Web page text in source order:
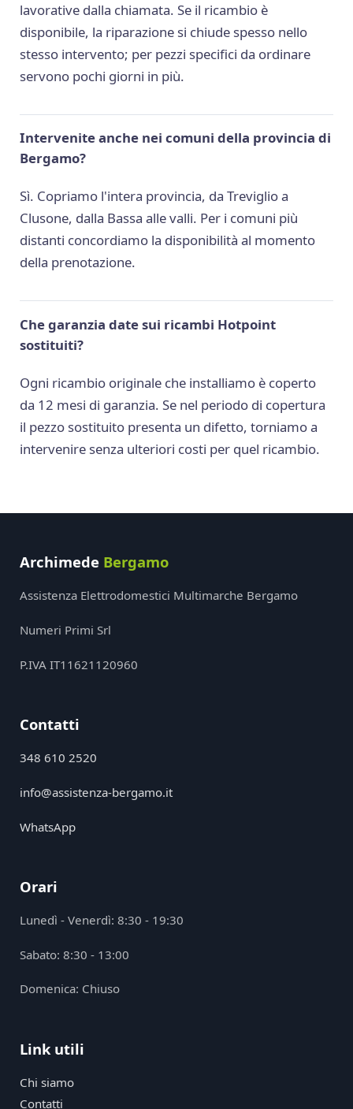
lavorative dalla chiamata. Se il ricambio è
disponibile, la riparazione si chiude spesso nello
stesso intervento; per pezzi specifici da ordinare
servono pochi giorni in più.
Intervenite anche nei comuni della provincia di
Bergamo?
Sì. Copriamo l'intera provincia, da Treviglio a
Clusone, dalla Bassa alle valli. Per i comuni più
distanti concordiamo la disponibilità al momento
della prenotazione.
Che garanzia date sui ricambi Hotpoint
sostituiti?
Ogni ricambio originale che installiamo è coperto
da 12 mesi di garanzia. Se nel periodo di copertura
il pezzo sostituito presenta un difetto, torniamo a
intervenire senza ulteriori costi per quel ricambio.
Archimede Bergamo
Assistenza Elettrodomestici Multimarche Bergamo
Numeri Primi Srl
P.IVA IT11621120960
Contatti
348 610 2520
info@assistenza-bergamo.it
WhatsApp
Orari
Lunedì - Venerdì: 8:30 - 19:30
Sabato: 8:30 - 13:00
Domenica: Chiuso
Link utili
Chi siamo
Contatti